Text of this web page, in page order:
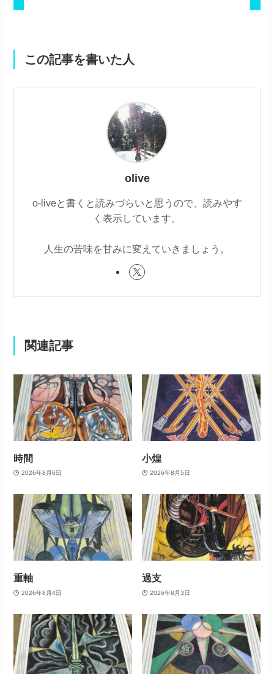
この記事を書いた人
olive
o-liveと書くと読みづらいと思うので、読みやす
く表示しています。
人生の苦味を甘みに変えていきましょう。
関連記事
時間
2026年8月6日
小煌
2026年8月5日
重軸
2026年8月4日
過支
2026年8月3日